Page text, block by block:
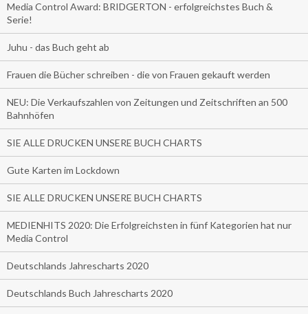
Media Control Award: BRIDGERTON - erfolgreichstes Buch &
Serie!
Juhu - das Buch geht ab
Frauen die Bücher schreiben - die von Frauen gekauft werden
NEU: Die Verkaufszahlen von Zeitungen und Zeitschriften an 500
Bahnhöfen
SIE ALLE DRUCKEN UNSERE BUCH CHARTS
Gute Karten im Lockdown
SIE ALLE DRUCKEN UNSERE BUCH CHARTS
MEDIENHITS 2020: Die Erfolgreichsten in fünf Kategorien hat nur
Media Control
Deutschlands Jahrescharts 2020
Deutschlands Buch Jahrescharts 2020